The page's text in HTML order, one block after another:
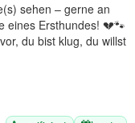
sehen – gerne an
eines Ersthundes! 💔🐾
du bist klug, du willst